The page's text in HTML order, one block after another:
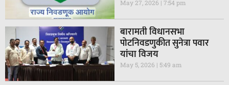
May 27, 2026 7:54 pm
बारामती विधानसभा
पोटनिवडणुकीत सुनेत्रा पवार
यांचा विजय
May 5, 2026 5:49 am